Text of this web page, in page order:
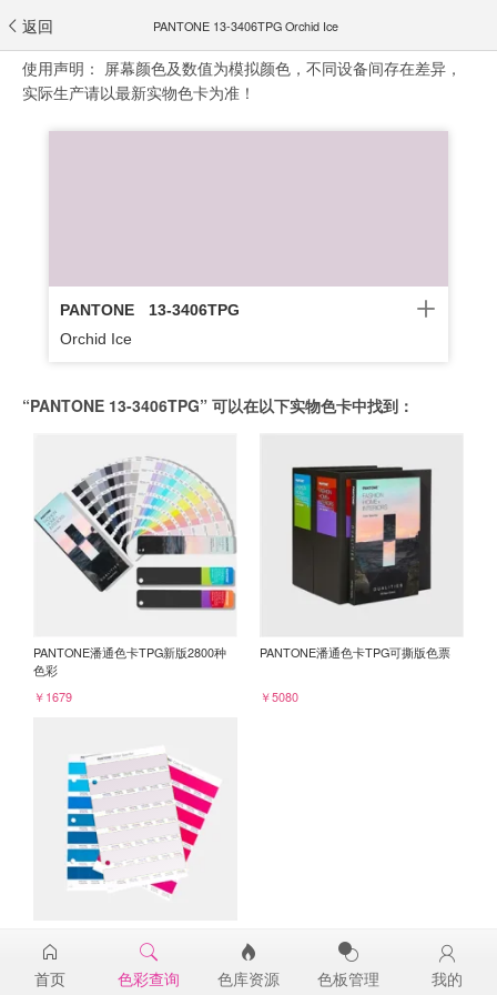
返回 PANTONE 13-3406TPG Orchid Ice
使用声明： 屏幕颜色及数值为模拟颜色，不同设备间存在差异，
实际生产请以最新实物色卡为准！
PANTONE
13-3406TPG
Orchid Ice
“PANTONE 13-3406TPG” 可以在以下实物色卡中找到：
PANTONE潘通色卡TPG新版2800种
色彩
￥1679
PANTONE潘通色卡TPG可撕版色票
￥5080
13-3406TPG
￥98
首页 色彩查询 色库资源 色板管理 我的